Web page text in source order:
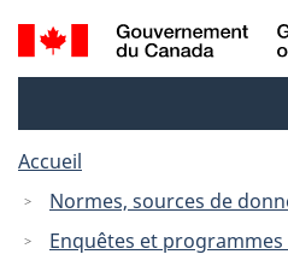
à
Recherche
et
Accueil
Normes, sources de
Enquêtes et